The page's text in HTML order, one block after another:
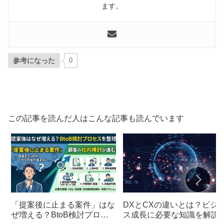
ます。
参考になった 0
この記事を読んだ人はこんな記事も読んでいます
「提案後に止まる案件」はな
ぜ増える？BtoB検討プロセ
DXとCXの違いとは？ビジ
ス成長に必要な知識を解説